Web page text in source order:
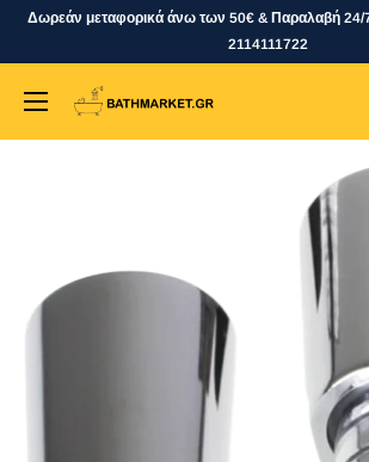
SkipΔωρεάν μεταφορικά άνω των 50€ & Παραλαβή 24/
2114111722
bathmarket.gr